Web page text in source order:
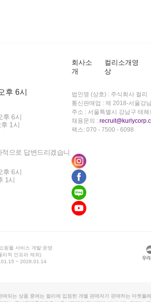
후 6시
후 6시
1시
으로 답변드리겠습니
후 6시
1시
회사소
개
컬리소개영
상
법인명 (상호) : 주식회사 컬리
통신판매업 : 제 2018-서울강
주소 : 서울특별시 강남구 테
채용문의 :
팩스: 070 - 7500 - 6098
핑몰 서비스 개발·운영
리적 인프라 제외)
~ 2028.01.14
매되는 상품 중에는 컬리에 입점한 개별 판매자가 판매하는 마켓플